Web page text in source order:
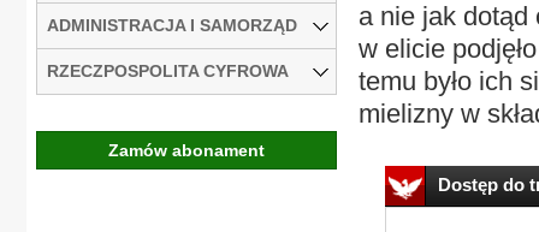
a nie jak dotąd
w elicie
temu było ich
mielizny w
Dostęp do
ADMINISTRACJA I SAMORZĄD
RZECZPOSPOLITA CYFROWA
Zamów abonament